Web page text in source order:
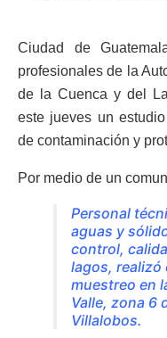
Ciudad de
profesionales de la
de la Cuenca y del
este jueves un
de contaminación y
Por medio de un
Personal
aguas y
control,
lagos, realizó
muestreo en
Valle, zona 6
Villalobos.